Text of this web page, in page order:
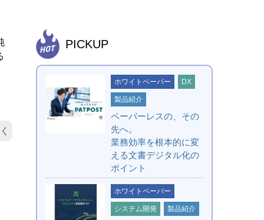
PICKUP
ホワイトペーパー DX
製品紹介
ペーパーレスの、その
先へ。
業務効率を根本的に変
える文書デジタル化の
ポイント
ホワイトペーパー
システム開発 製品紹介